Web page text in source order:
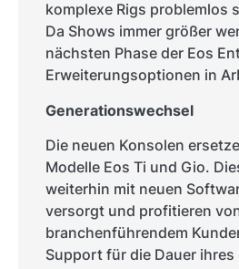
komplexe Rigs problemlos
Da Shows immer größer
nächsten Phase der Eos
Erweiterungsoptionen in
Generationswechsel
Die neuen Konsolen
Modelle Eos Ti und Gio.
weiterhin mit neuen
versorgt und profitieren
branchenführendem
Support für die Dauer